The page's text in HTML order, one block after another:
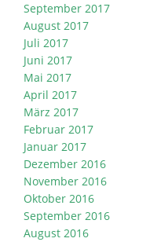
September 2017
August 2017
Juli 2017
Juni 2017
Mai 2017
April 2017
März 2017
Februar 2017
Januar 2017
Dezember 2016
November 2016
Oktober 2016
September 2016
August 2016